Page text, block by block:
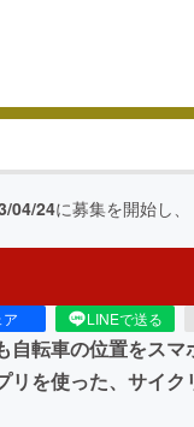
04/24に募集を開始し、
LINEで送る
自転車の位置をス
リを使った、サイク